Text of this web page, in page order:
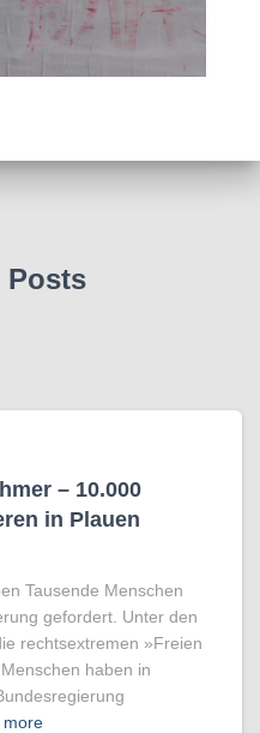
Posts
– 10.000
in Plauen
Tausende Menschen
gefordert. Unter den
rechtsextremen »Freien
haben in
more